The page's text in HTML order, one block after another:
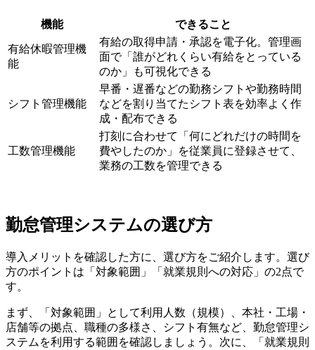
機能 できること
有給休暇管理機
能
有給の取得申請・承認を電子化。管理画
面で「誰がどれくらい有給をとっている
のか」も可視化できる
シフト管理機能
早番・遅番などの勤務シフトや勤務時間
などを割り当てたシフト表を効率よく作
成・配布できる
工数管理機能
打刻に合わせて「何にどれだけの時間を
費やしたのか」を従業員に登録させて、
業務の工数を管理できる
勤怠管理システムの選び方
導入メリットを確認した方に、選び方をご紹介します。選び
方のポイントは「対象範囲」「就業規則への対応」の2点で
す。
まず、「対象範囲」として利用人数（規模）、本社・工場・
店舗等の拠点、職種の多様さ、シフト有無など、勤怠管理シ
ステムを利用する範囲を確認しましょう。次に、「就業規則